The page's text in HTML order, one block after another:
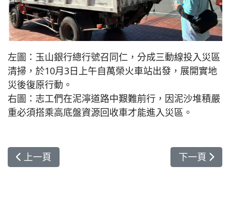
左圖：玉山銀行總行號召同仁，分成三動線投入災區
清掃，於10月3日上午自萬榮火車站出發，展開實地
災後復原行動。
右圖：志工們在泥濘道路中艱難前行，因泥沙堆積嚴
重必須搭乘高底盤資源回收車才能進入災區。
上一篇文章: 爸媽教室開講 花蓮慈院陪伴新手父母
上一頁 下一篇文章
下一頁